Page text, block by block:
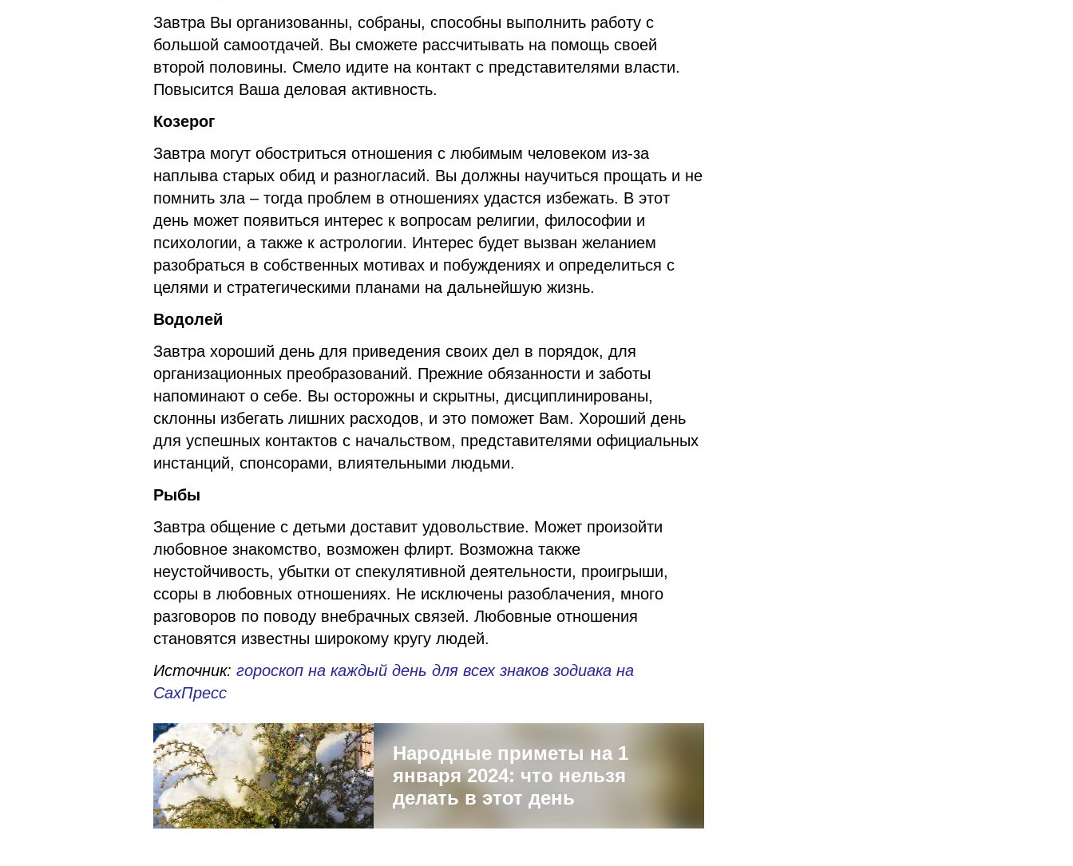
Завтра Вы организованны, собраны, способны выполнить работу с
большой самоотдачей. Вы сможете рассчитывать на помощь своей
второй половины. Смело идите на контакт с представителями власти.
Повысится Ваша деловая активность.
Козерог
Завтра могут обостриться отношения с любимым человеком из-за
наплыва старых обид и разногласий. Вы должны научиться прощать и не
помнить зла – тогда проблем в отношениях удастся избежать. В этот
день может появиться интерес к вопросам религии, философии и
психологии, а также к астрологии. Интерес будет вызван желанием
разобраться в собственных мотивах и побуждениях и определиться с
целями и стратегическими планами на дальнейшую жизнь.
Водолей
Завтра хороший день для приведения своих дел в порядок, для
организационных преобразований. Прежние обязанности и заботы
напоминают о себе. Вы осторожны и скрытны, дисциплинированы,
склонны избегать лишних расходов, и это поможет Вам. Хороший день
для успешных контактов с начальством, представителями официальных
инстанций, спонсорами, влиятельными людьми.
Рыбы
Завтра общение с детьми доставит удовольствие. Может произойти
любовное знакомство, возможен флирт. Возможна также
неустойчивость, убытки от спекулятивной деятельности, проигрыши,
ссоры в любовных отношениях. Не исключены разоблачения, много
разговоров по поводу внебрачных связей. Любовные отношения
становятся известны широкому кругу людей.
Источник: гороскоп на каждый день для всех знаков зодиака на
СахПресс
Народные приметы на 1
января 2024: что нельзя
делать в этот день